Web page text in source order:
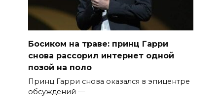
Босиком на траве: принц Гарри
снова рассорил интернет одной
позой на поло
Принц Гарри снова оказался в эпицентре
обсуждений —